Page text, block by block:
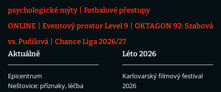
psychologické mýty
Fotbalové přestupy
ONLINE
Eventový prostor Level 9
OKTAGON 92: Szabová
vs. Pudilová
Chance Liga 2026/27
Aktuálně
Epicentrum
Neštovice: příznaky, léčba
Léto 2026
Karlovarský filmový festival
2026